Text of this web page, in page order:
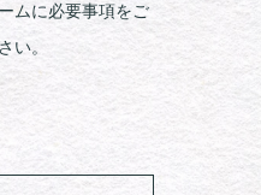
ムに必要事項をご
い。